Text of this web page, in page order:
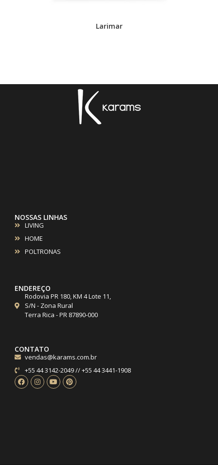
Larimar
NOSSAS LINHAS
LIVING
HOME
POLTRONAS
ENDEREÇO
Rodovia PR 180, KM 4 Lote 11,
S/N - Zona Rural
Terra Rica - PR 87890-000
CONTATO
vendas@karams.com.br
+55 44 3142-2049 // +55 44 3441-1908